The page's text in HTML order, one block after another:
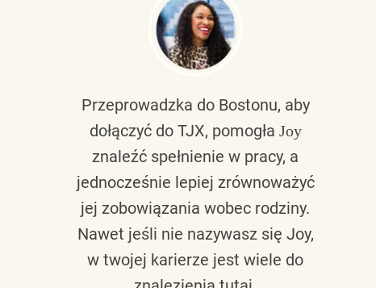
Przeprowadzka do Bostonu, aby
dołączyć do TJX, pomogła Joy
znaleźć spełnienie w pracy, a
jednocześnie lepiej zrównoważyć
jej zobowiązania wobec rodziny.
Nawet jeśli nie nazywasz się Joy,
w twojej karierze jest wiele do